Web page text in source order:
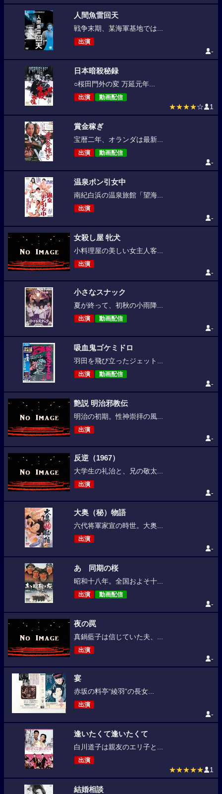
人間魚雷回天
戦争末期、某海軍基地では...
出演
-
日本暗殺秘録
○桜田門外の変 万延元年...
出演 動画配信
★★★★☆ 1
賞金稼ぎ
宝暦二年、オランダは最新...
出演 動画配信
-
温泉ポン引女中
南紀白浜の温泉旅館「望海...
出演
-
女殺し屋 牝犬
小料理屋の美しい女主人客...
出演
-
小さなスナック
夏が終って、初秋の小雨降...
出演 動画配信
-
吸血鬼ゴケミドロ
羽田を飛び立ったジェット...
出演 動画配信
-
艶説 明治邪教伝
明治の初期。性神崇拝の風...
出演
-
反逆（1967）
大学生の礼治と、兄の敬太...
出演
-
大奥（秘）物語
六代将軍家宣の時世。大奥...
出演
-
あゝ同期の桜
昭和十八年。全国およそ十...
出演 動画配信
-
夜の罠
真鍋藍子は信じていた夫、...
出演
-
宴
赤坂の料亭“綾羽”の長女...
出演
-
逢いたくて逢いたくて
白川道子は親友のエリ子と...
出演
★★★★★ 1
結婚相談